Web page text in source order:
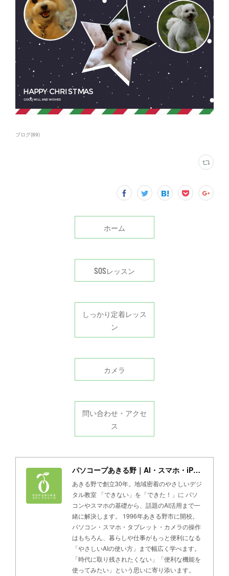
ブログ(89)
ホーム
SOSレッスン
しっかり定着レッス
ン
カメラ
問い合わせ・アクセ
ス
パソコープあきる野｜AI・スマホ・iPad・パソコン教室
あきる野で創立30年。地域密着のやさしいデジ
タル教室 「できない」を「できた！」に パソ
コンやスマホの基礎から、話題のAI活用まで一
緒に解決します。 1996年あきる野市に開校。
パソコン・スマホ・タブレット・カメラの操作
はもちろん、暮らしや仕事がもっと便利になる
「やさしいAIの使い方」まで幅広く学べます。
「時代に取り残されたくない」「便利な機能を
使ってみたい」という思いに寄り添います。